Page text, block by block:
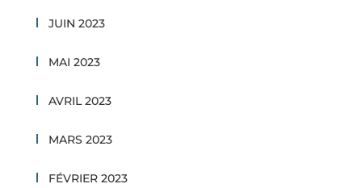
JUIN 2023
MAI 2023
AVRIL 2023
MARS 2023
FÉVRIER 2023